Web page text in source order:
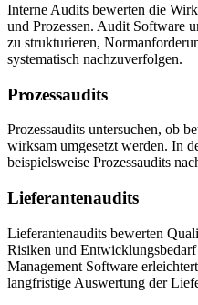
Interne Audits bewerten die
und Prozessen. Audit Software
zu strukturieren,
systematisch nachzuverfolgen.
Prozessaudits
Prozessaudits untersuchen, ob
wirksam umgesetzt werden. In
beispielsweise Prozessaudits
Lieferantenaudits
Lieferantenaudits bewerten
Risiken und
Management Software
langfristige Auswertung der